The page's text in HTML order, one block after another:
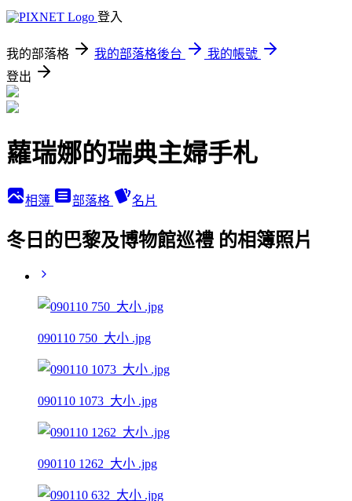
登入
我的部落格 我的部落格後台
我的帳號
登出
蘿瑞娜的瑞典主婦手札
相簿 部落格 名片
冬日的巴黎及博物館巡禮 的相簿照片
090110 750_大小 .jpg
090110 1073_大小 .jpg
090110 1262_大小 .jpg